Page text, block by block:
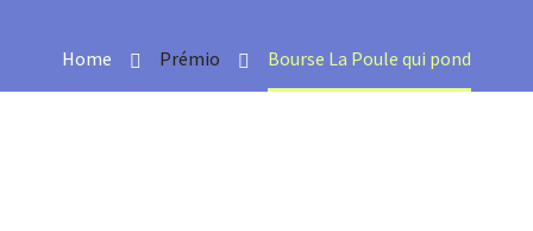
Home Prémio Bourse La Poule qui pond